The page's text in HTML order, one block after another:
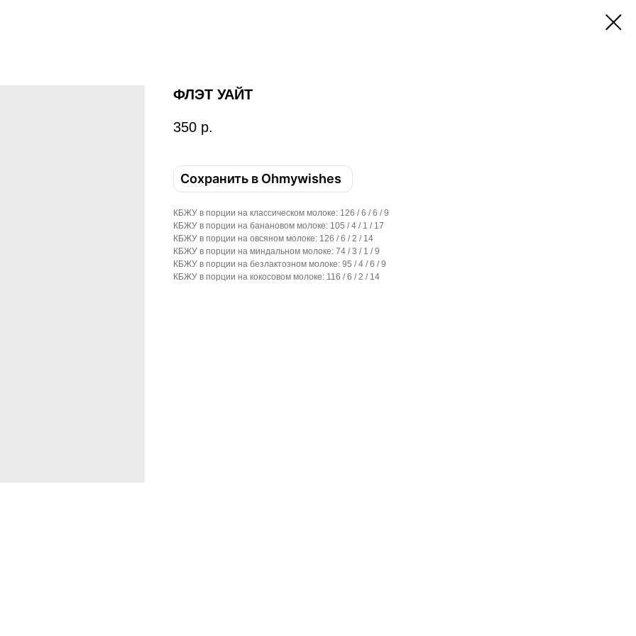
ФЛЭТ УАЙТ
350 р.
Сохранить в Ohmywishes
КБЖУ в порции на классическом молоке: 126 / 6 / 6 / 9
КБЖУ в порции на банановом молоке: 105 / 4 / 1 / 17
КБЖУ в порции на овсяном молоке: 126 / 6 / 2 / 14
КБЖУ в порции на миндальном молоке: 74 / 3 / 1 / 9
КБЖУ в порции на безлактозном молоке: 95 / 4 / 6 / 9
КБЖУ в порции на кокосовом молоке: 116 / 6 / 2 / 14